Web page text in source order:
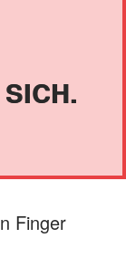
Finger